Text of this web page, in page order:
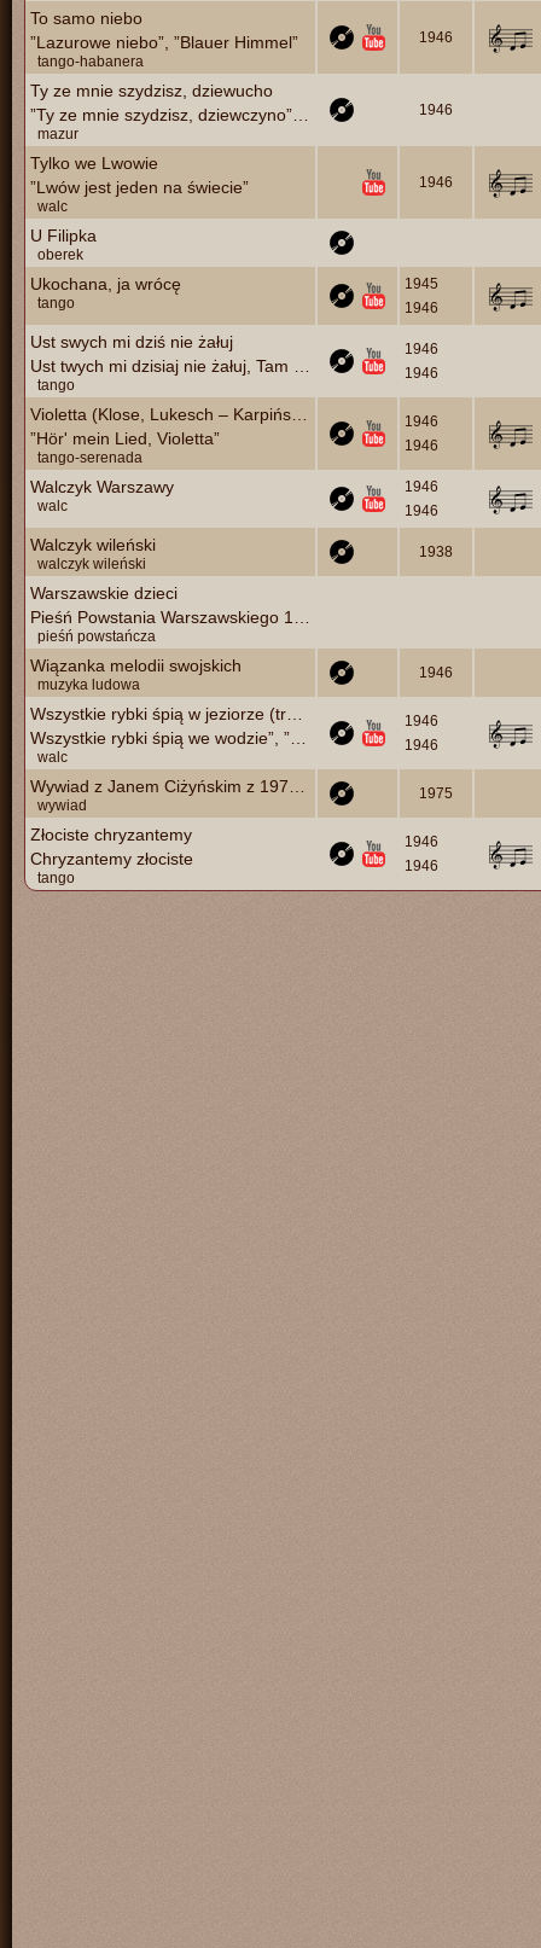
To samo niebo
”Lazurowe niebo”, ”Blauer Himmel”
tango-habanera
1946
Ty ze mnie szydzisz, dziewucho
mazur
1946
Tylko we Lwowie
”Lwów jest jeden na świecie”
walc
1946
U Filipka
oberek
Ukochana, ja wrócę
tango
1945
1946
Ust swych mi dziś nie żałuj
tango
1946
1946
”Hör' mein Lied, Violetta”
tango-serenada
1946
1946
Walczyk Warszawy
walc
1946
1946
Walczyk wileński
walczyk wileński
1938
Warszawskie dzieci
pieśń powstańcza
Wiązanka melodii swojskich
muzyka ludowa
1946
walc
1946
1946
wywiad
1975
Złociste chryzantemy
Chryzantemy złociste
tango
1946
1946